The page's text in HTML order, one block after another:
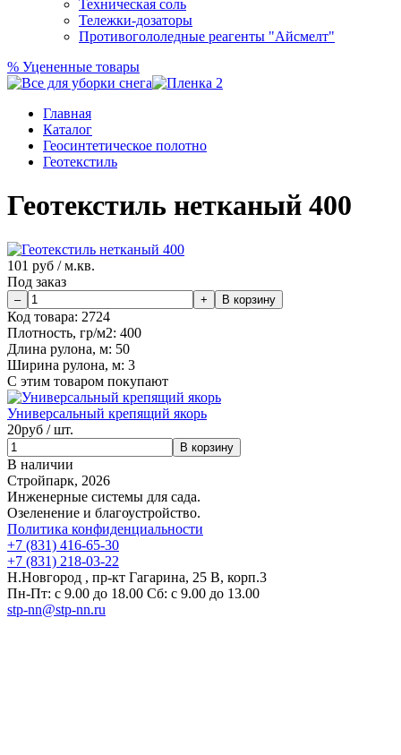
Техническая соль
Тележки-дозаторы
Противогололедные реагенты "Айсмелт"
% Уцененные товары
Главная
Каталог
Геосинтетическое полотно
Геотекстиль
Геотекстиль нетканый 400
101 руб / м.кв.
Под заказ
Код товара: 2724
Плотность, гр/м2: 400
Длина рулона, м: 50
Ширина рулона, м: 3
С этим товаром покупают
Универсальный крепящий якорь
20руб / шт.
В наличии
Стройпарк, 2026
Инженерные системы для сада.
Озеленение и благоустройство.
Политика конфиденциальности
+7 (831) 416-65-30
+7 (831) 218-03-22
Н.Новгород , пр-кт Гагарина, 25 В, корп.3
Пн-Пт: с 9.00 до 18.00 Сб: с 9.00 до 13.00
stp-nn@stp-nn.ru